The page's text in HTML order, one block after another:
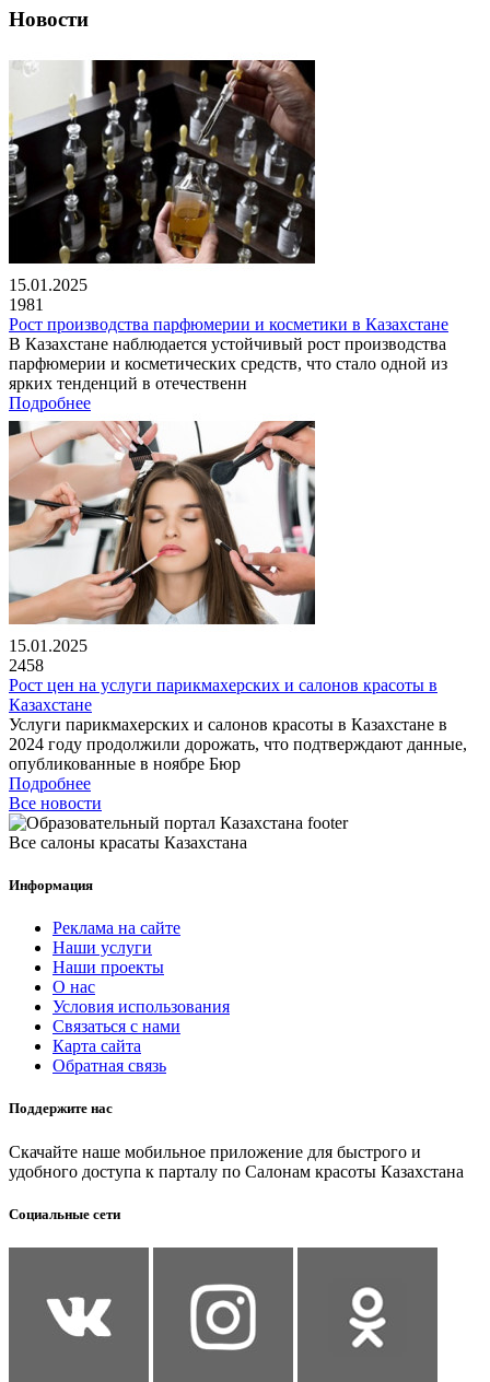
Новости
15.01.2025
1981
Рост производства парфюмерии и косметики в Казахстане
В Казахстане наблюдается устойчивый рост производства
парфюмерии и косметических средств, что стало одной из
ярких тенденций в отечественн
Подробнее
15.01.2025
2458
Рост цен на услуги парикмахерских и салонов красоты в
Казахстане
Услуги парикмахерских и салонов красоты в Казахстане в
2024 году продолжили дорожать, что подтверждают данные,
опубликованные в ноябре Бюр
Подробнее
Все новости
Все салоны красаты Казахстана
Информация
Реклама на сайте
Наши услуги
Наши проекты
О нас
Условия использования
Связаться с нами
Карта сайта
Обратная связь
Поддержите нас
Скачайте наше мобильное приложение для быстрого и
удобного доступа к парталу по Салонам красоты Казахстана
Социальные сети